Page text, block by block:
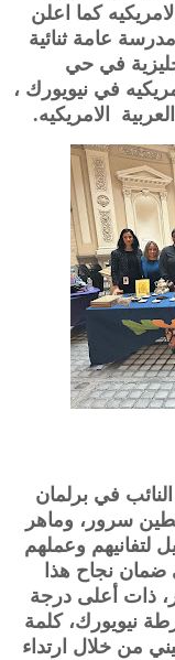
كما اعلن
عامة ثنائية
في حي
في نيويورك ،
الامريكيه.
في برلمان
سرور، وماهر
لتفانيهم وعملهم
ضمان نجاح هذا
ذات أعلى درجة
نيويورك، كلمة
من خلال ارتداء